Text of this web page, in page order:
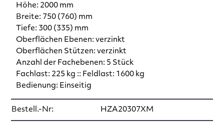
Höhe: 2000 mm
Breite: 750 (760) mm
Tiefe: 300 (335) mm
Oberflächen Ebenen: verzinkt
Oberflächen Stützen: verzinkt
Anzahl der Fachebenen: 5 Stück
Fachlast: 225 kg :: Feldlast: 1600 kg
Bedienung: Einseitig
Bestell.-Nr: HZA20307XM